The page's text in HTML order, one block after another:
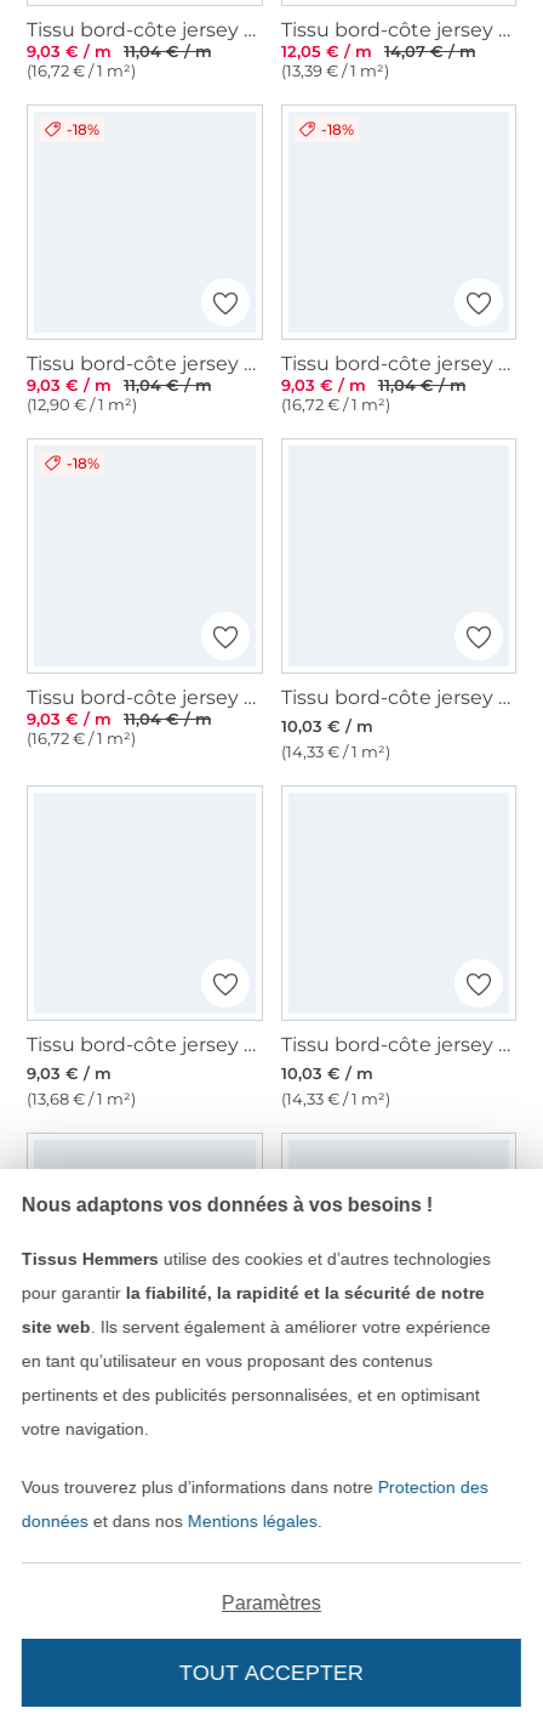
Tissu bord-côte jersey tubulaire côtelé, vert foncé
9,03 € / m
11,04 € / m
(16,72 € / 1 m²)
Tissu bord-côte jersey tubulaire côtelé milleraies 45cm, rose fuchsia
12,05 € / m
14,07 € / m
(13,39 € / 1 m²)
-18%
Tissu bord-côte jersey tubulaire Emma, beige
9,03 € / m
11,04 € / m
(12,90 € / 1 m²)
-18%
Tissu bord-côte jersey tubulaire côtelé, caramel
9,03 € / m
11,04 € / m
(16,72 € / 1 m²)
-18%
Tissu bord-côte jersey tubulaire côtelé, gris argent
9,03 € / m
11,04 € / m
(16,72 € / 1 m²)
Tissu bord-côte jersey tubulaire à rayures (mini) Amour, jaune moutarde – cognac
10,03 € / m
(14,33 € / 1 m²)
Tissu bord-côte jersey tubulaire lisse, gris foncé
9,03 € / m
(13,68 € / 1 m²)
Tissu bord-côte jersey tubulaire à rayures (mini) Amour, vert pâle - menthe
10,03 € / m
(14,33 € / 1 m²)
Tissu bord-côte jersey tubulaire à rayures (mini) Amour, bleu- bleu marine
10,03 € / m
Nous adaptons vos données à vos besoins !
Tissus Hemmers utilise des cookies et d’autres technologies
pour garantir la fiabilité, la rapidité et la sécurité de notre
site web . Ils servent également à améliorer votre expérience
en tant qu’utilisateur en vous proposant des contenus
pertinents et des publicités personnalisées, et en optimisant
votre navigation.
Vous trouverez plus d’informations dans notre Protection des
donnéeset dans nos Mentions légales.
Paramètres
TOUT ACCEPTER